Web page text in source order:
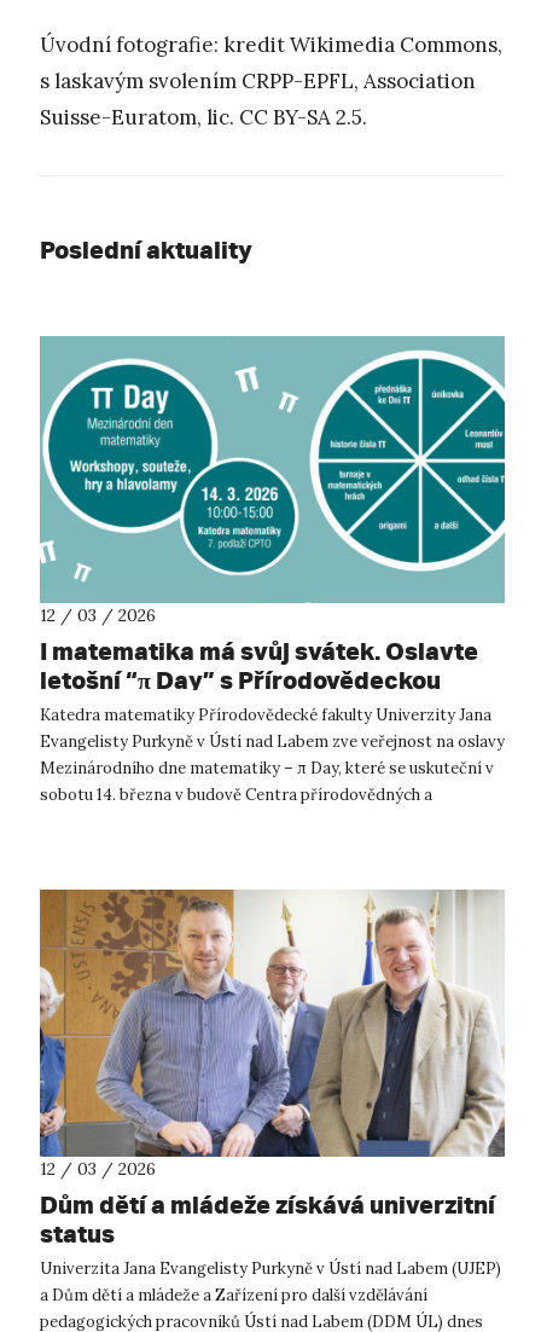
Úvodní fotografie: kredit Wikimedia Commons,
s laskavým svolením CRPP-EPFL, Association
Suisse-Euratom, lic. CC BY-SA 2.5.
Poslední aktuality
12 / 03 / 2026
I matematika má svůj svátek. Oslavte
letošní “π Day” s Přírodovědeckou
fakultou UJEP.
Katedra matematiky Přírodovědecké fakulty Univerzity Jana
Evangelisty Purkyně v Ústí nad Labem zve veřejnost na oslavy
Mezinárodního dne matematiky – π Day, které se uskuteční v
sobotu 14. března v budově Centra přírodovědných a
12 / 03 / 2026
Dům dětí a mládeže získává univerzitní
status
Univerzita Jana Evangelisty Purkyně v Ústí nad Labem (UJEP)
a Dům dětí a mládeže a Zařízení pro další vzdělávání
pedagogických pracovníků Ústí nad Labem (DDM ÚL) dnes